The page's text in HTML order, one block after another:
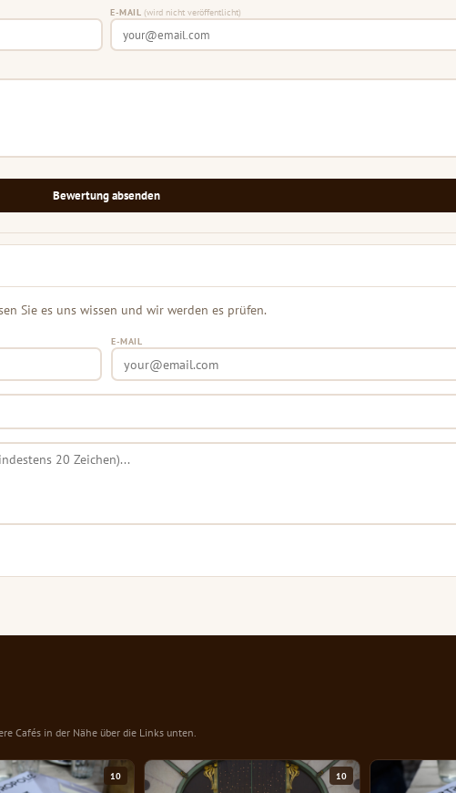
E-MAIL(wird nicht veröffentlicht)
Bewertung absenden
Sie es uns wissen und wir werden es prüfen.
E-MAIL
Cafés in der Nähe über die Links unten.
10 10